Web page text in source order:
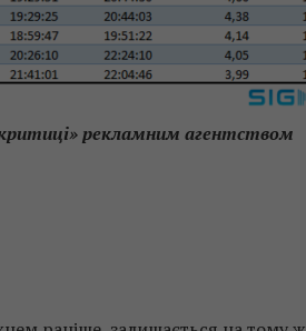
рекламним агентством